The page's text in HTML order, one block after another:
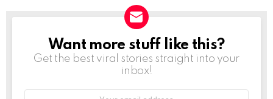
NEWSLETTER
Want more stuff like this?
Get the best viral stories straight into your
inbox!